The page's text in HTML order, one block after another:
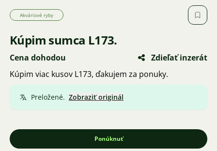
Akváriové ryby
Kúpim sumca L173.
Cena dohodou
Zdieľať inzerát
Kúpim viac kusov L173, ďakujem za ponuky.
Preložené. Zobraziť originál
Ponúknuť